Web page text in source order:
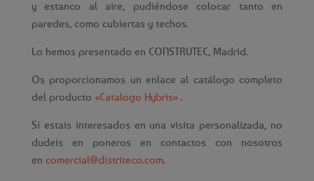
y estanco al aire, pudiéndose colocar tanto en
paredes, como cubiertas y techos.
Lo hemos presentado en CONSTRUTEC, Madrid.
Os proporcionamos un enlace al catálogo completo
del producto «Catalogo Hybris» .
Si estais interesados en una visita personalizada, no
dudeis en poneros en contactos con nosotros
en comercial@distriteco.com.